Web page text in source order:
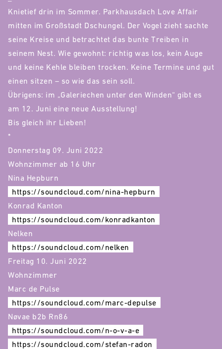
Knietief drin im Sommer. Parkhausdach Love Affair
mitten im Großstadt Dschungel. Der Vogel zieht sachte
seine Kreise und betrachtet das bunte Treiben in
seinem Nest. Wie gewohnt: richtig was los, kein Auge
und keine Kehle bleiben trocken. Keine Termine und gut
einen sitzen – so wie das sein soll.
Übrigens: im „Galeriechen unter den Winden“ gibt es
am 12. Juni eine neue Ausstellung!
Bis gleich ihr Lieben!
*
Donnerstag 09. Juni 2022
Wohnzimmer ab 16 Uhr
Nina Hepburn
https://soundcloud.com/nina-hepburn
Konrad Kanton
https://soundcloud.com/konradkanton
Nelken
https://soundcloud.com/nelken
Freitag 10. Juni 2022
Wohnzimmer
Marc de Pulse
https://soundcloud.com/marc-depulse
Nøvae b2b Rn86
https://soundcloud.com/n-o-v-a-e
https://soundcloud.com/stefan-radon